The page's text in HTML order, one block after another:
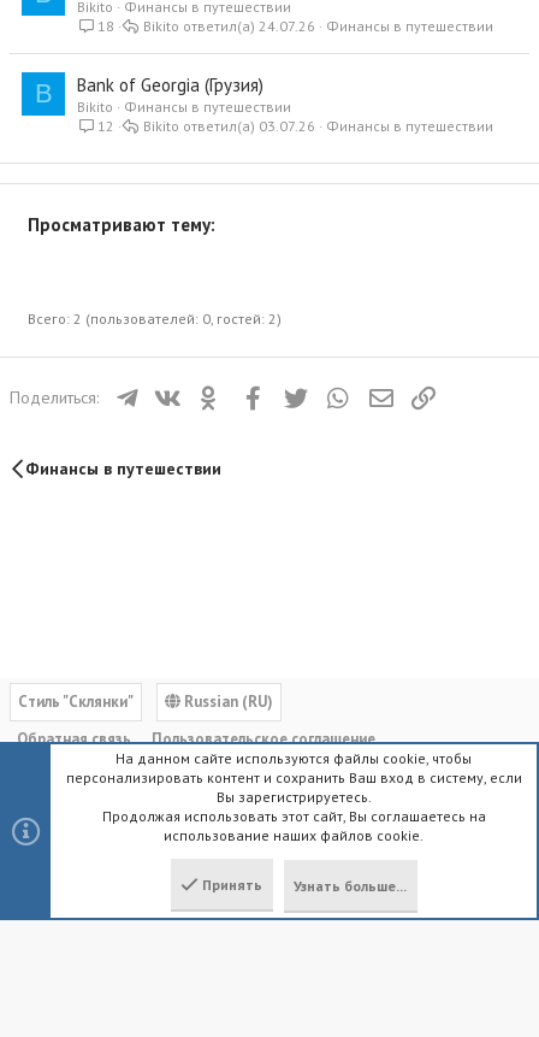
Bikito
Финансы в путешествии
18
Финансы в путешествии
24.07.26
Bikito
B Bank of Georgia (Грузия)
Bikito
Финансы в путешествии
12
Финансы в путешествии
03.07.26
Bikito
Просматривают тему:
Всего: 2 (пользователей: 0, гостей: 2)
Поделиться: ТелеграмВКонтактеОдноклассники
FacebookTwitter WhatsAppЭлектронная почта
Финансы в путешествии
Cтиль "Склянки"
Russian (RU)
Обратная связь
Пользовательское соглашение
Политика конфиденциальности
Помощь Главная
R
S
Community platform by XenForo® © 2010-2023 XenForo Ltd.
XenForo.Info
На данном сайте используются файлы cookie, чтобы
персонализировать контент и сохранить Ваш вход в систему, если
Вы зарегистрируетесь.
Продолжая использовать этот сайт, Вы соглашаетесь на
использование наших файлов cookie.
Принять Узнать больше...